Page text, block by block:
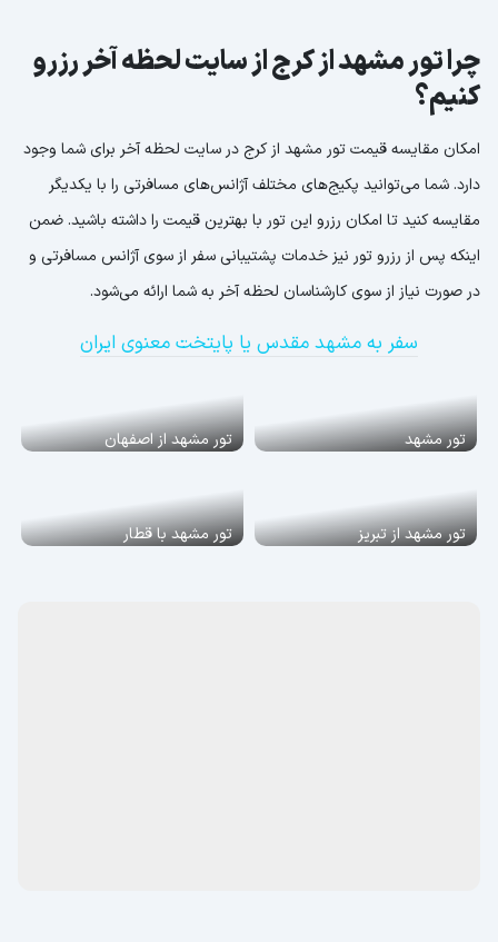
چرا تور مشهد از کرج از سایت لحظه آخر رزرو
کنیم؟
امکان مقایسه قیمت تور مشهد از کرج در سایت لحظه آخر برای شما وجود
دارد. شما می‌توانید پکیج‌های مختلف آژانس‌های مسافرتی را با یکدیگر
مقایسه کنید تا امکان رزرو این تور با بهترین قیمت را داشته باشید. ضمن
اینکه پس از رزرو تور نیز خدمات پشتیبانی سفر از سوی آژانس مسافرتی و
در صورت نیاز از سوی کارشناسان لحظه آخر به شما ارائه می‌شود.
سفر به مشهد مقدس یا پایتخت معنوی ایران
تور مشهد تور مشهد از اصفهان
تور مشهد از تبریز تور مشهد با قطار